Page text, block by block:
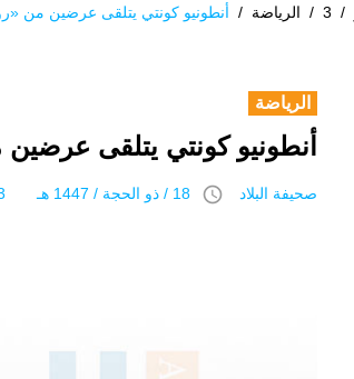
/
3
/ الرياضة / أنطونيو كونتي يتلقى عرضين من
الرياضة
أنطونيو كونتي يتلقى
صحيفة البلاد access_time 18 / ذو الحجة / 1447 هـ 3 يونيو 2026